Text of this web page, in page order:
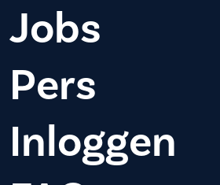
Jobs
Pers
Inloggen